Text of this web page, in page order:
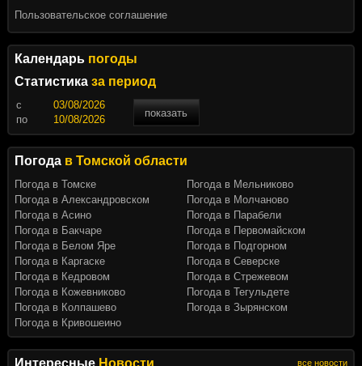
все новости
Пользовательское соглашение
Календарь погоды
Статистика за период
c
показать
по
Погода в Томской области
Погода в Томске
Погода в Александровском
Погода в Асино
Погода в Бакчаре
Погода в Белом Яре
Погода в Каргаске
Погода в Кедровом
Погода в Кожевниково
Погода в Колпашево
Погода в Кривошеино
Погода в Мельниково
Погода в Молчаново
Погода в Парабели
Погода в Первомайском
Погода в Подгорном
Погода в Северске
Погода в Стрежевом
Погода в Тегульдете
Погода в Зырянском